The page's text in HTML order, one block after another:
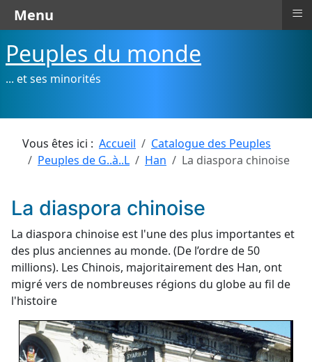
Peuples du monde
... et ses minorités
Vous êtes ici : Accueil
Catalogue des Peuples
Peuples de G..à..L
Han La diaspora chinoise
La diaspora chinoise
La diaspora chinoise est l'une des plus importantes et
des plus anciennes au monde. (De l’ordre de 50
millions). Les Chinois, majoritairement des Han, ont
migré vers de nombreuses régions du globe au fil de
l'histoire
Menu ≡